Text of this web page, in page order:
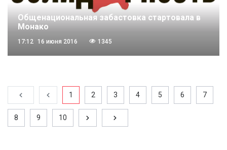
Общенациональная забастовка стартовала в
Монако
17:12 16 июня 2016 1345
1 2 3 4 5 6 7
8 9 10